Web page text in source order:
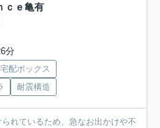
ｃｅ亀有
分
宅配ボックス
耐震構造
れているため、急なお出かけや不